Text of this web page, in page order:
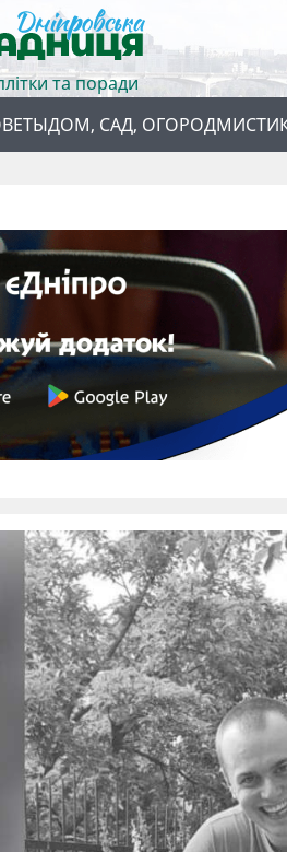
та поради
ДОМ, САД, ОГОРОД